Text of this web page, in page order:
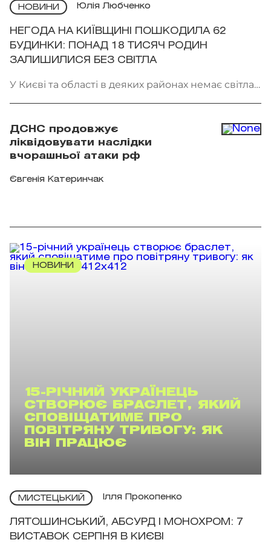
НОВИНИ Юлія Любченко
НЕГОДА НА КИЇВЩИНІ ПОШКОДИЛА 62
БУДИНКИ: ПОНАД 18 ТИСЯЧ РОДИН
ЗАЛИШИЛИСЯ БЕЗ СВІТЛА
У Києві та області в деяких районах немає світла.
ДСНС продовжує
ліквідовувати наслідки
вчорашньої атаки рф
Євгенія Катеринчак
НОВИНИ
15-РІЧНИЙ УКРАЇНЕЦЬ
СТВОРЮЄ БРАСЛЕТ, ЯКИЙ
СПОВІЩАТИМЕ ПРО
ПОВІТРЯНУ ТРИВОГУ: ЯК
ВІН ПРАЦЮЄ
МИСТЕЦЬКИЙ Ілля Прокопенко
ЛЯТОШИНСЬКИЙ, АБСУРД І МОНОХРОМ: 7
ВИСТАВОК СЕРПНЯ В КИЄВІ